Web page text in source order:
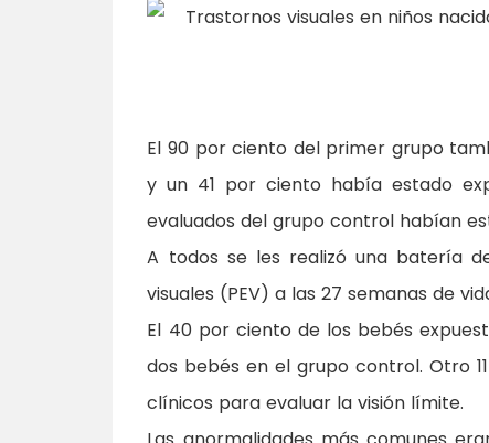
El 90 por ciento del primer grupo
y un 41 por ciento había estado
evaluados del grupo control habían
A todos se les realizó una batería
visuales (PEV) a las 27 semanas de
El 40 por ciento de los bebés
dos bebés en el grupo control. Otro
clínicos para evaluar la visión límite.